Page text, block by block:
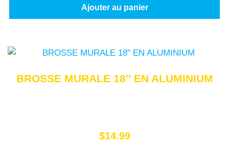
Ajouter au panier
BROSSE MURALE 18″ EN ALUMINIUM
$14.99